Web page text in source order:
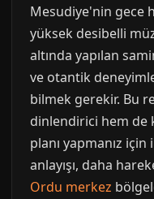
Mesudiye'nin gece
yüksek desibelli
altında yapılan
ve otantik
bilmek gerekir. Bu
dinlendirici hem de
planı yapmanız
anlayışı, daha
Ordu merkez